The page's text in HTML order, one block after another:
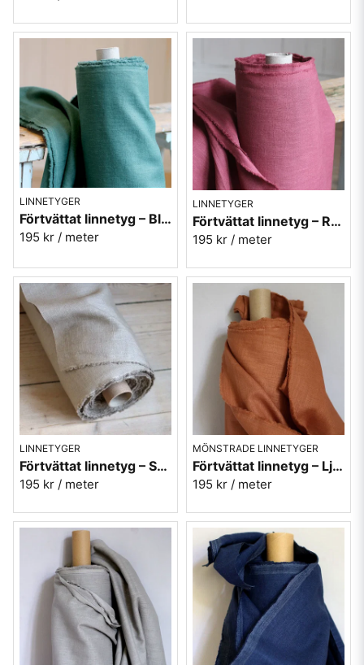
LINNETYGER
Förtvättat linnetyg – Blågrön (230 g/m²)
195 kr / meter
LINNETYGER
Förtvättat linnetyg – Rouge (230 g/m²)
195 kr / meter
LINNETYGER
Förtvättat linnetyg – Sand (230 g/m²)
195 kr / meter
MÖNSTRADE LINNETYGER
Förtvättat linnetyg – Ljusbrun (230 g/m²)
195 kr / meter